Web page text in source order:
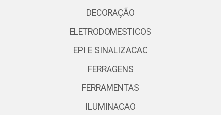
DECORAÇÃO
ELETRODOMESTICOS
EPI E SINALIZACAO
FERRAGENS
FERRAMENTAS
ILUMINACAO